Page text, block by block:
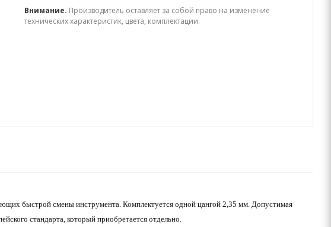
Внимание. Производитель оставляет за собой право на изменение
технических характеристик, цвета, комплектации.
быстрой смены инструмента. Комплектуется одной цангой 2,35 мм. Допустимая
стандарта, который приобретается отдельно.